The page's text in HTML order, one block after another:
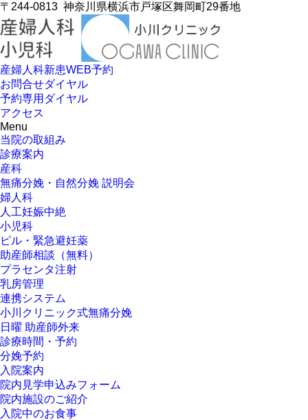
〒244-0813 神奈川県横浜市戸塚区舞岡町29番地
産婦人科新患WEB予約
お問合せダイヤル
予約専用ダイヤル
アクセス
Menu
当院の取組み
診療案内
産科
無痛分娩・自然分娩 説明会
婦人科
人工妊娠中絶
小児科
ピル・緊急避妊薬
助産師相談（無料）
プラセンタ注射
乳房管理
連携システム
小川クリニック式無痛分娩
日曜 助産師外来
診療時間・予約
分娩予約
入院案内
院内見学申込みフォーム
院内施設のご紹介
入院中のお食事